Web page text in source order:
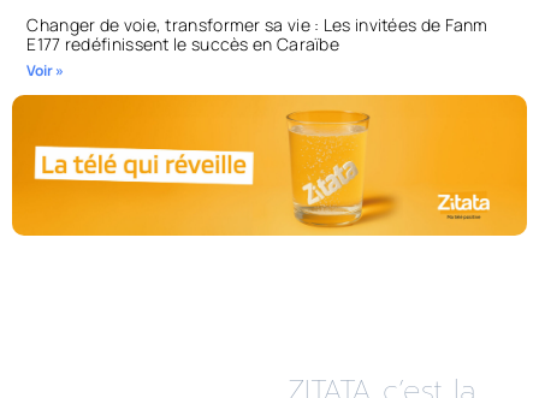
Changer de voie, transformer sa vie : Les invitées de Fanm
E177 redéfinissent le succès en Caraïbe
Voir »